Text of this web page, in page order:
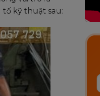
tố kỹ thuật sau: